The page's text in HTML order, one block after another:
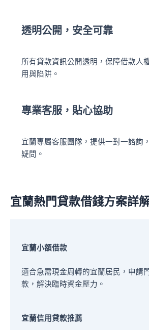
透明公開，安全可靠
所有貸款資訊公開透明，保障借款人
用與陷阱。
專業客服，貼心協助
宜蘭專屬客服團隊，提供一對一諮詢
疑問。
宜蘭熱門貸款借錢方案詳
宜蘭小額借款
適合急需現金周轉的宜蘭居民，申請
款，解決臨時資金壓力。
宜蘭信用貸款推薦